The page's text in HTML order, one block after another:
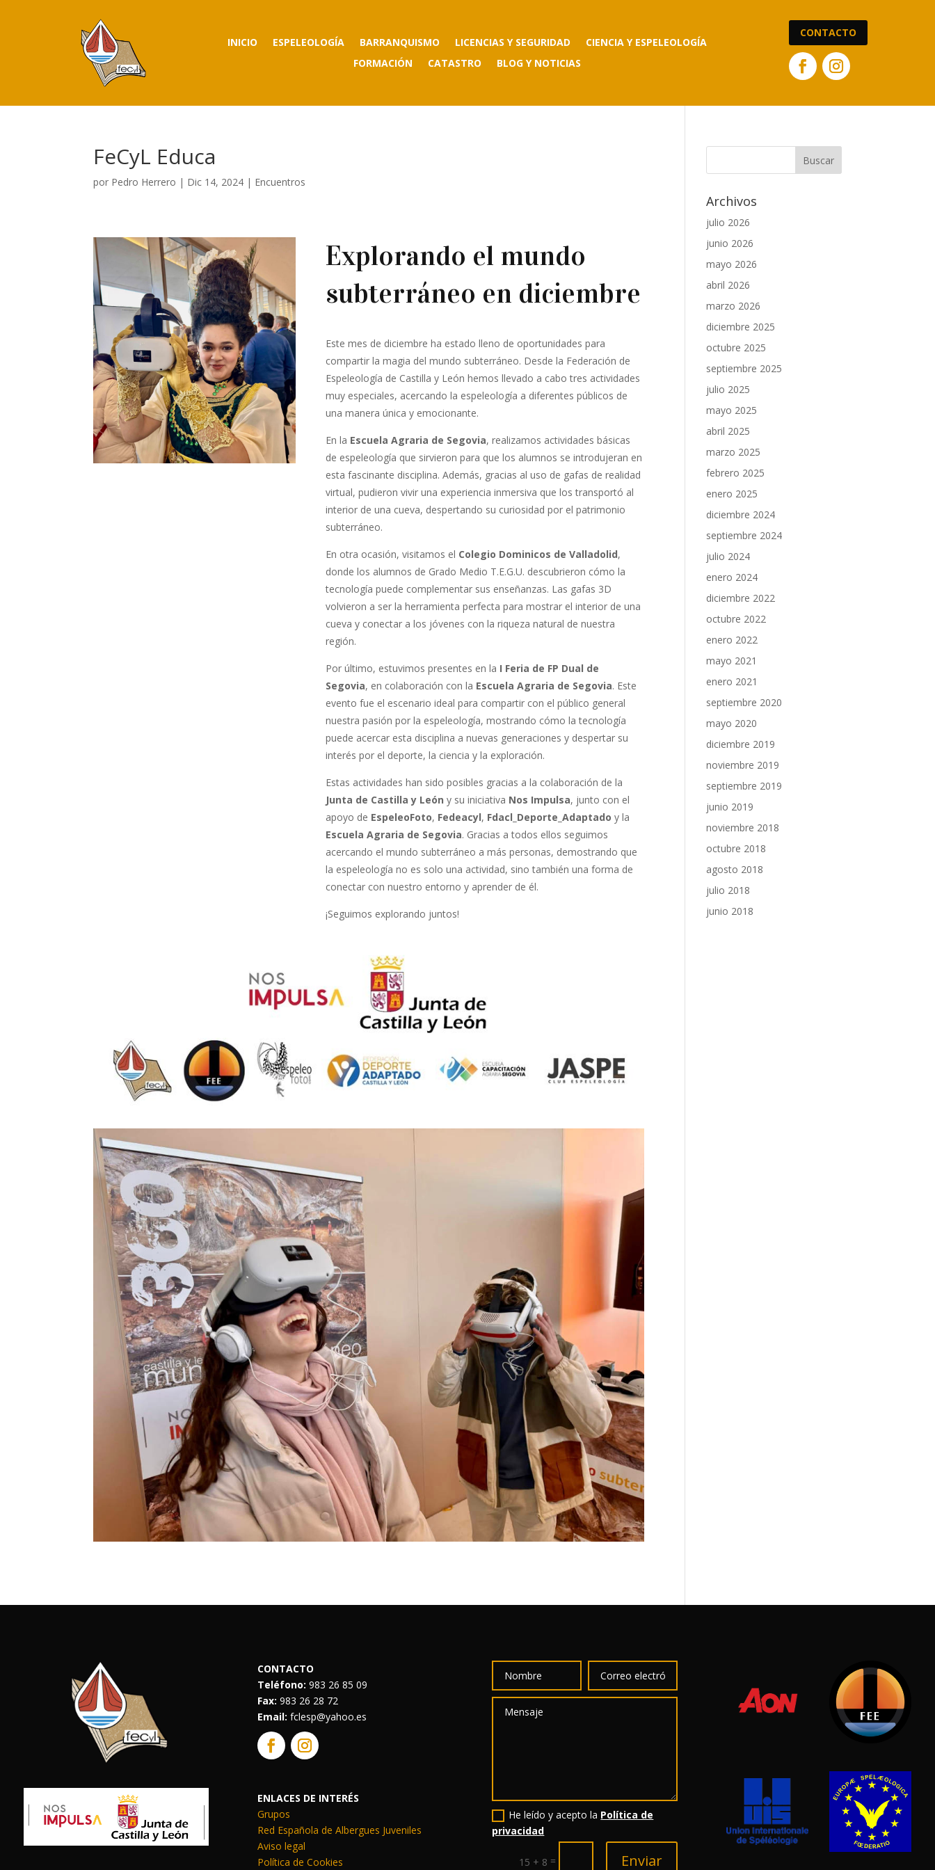
INICIO ESPELEOLOGÍA BARRANQUISMO LICENCIAS Y SEGURIDAD
CIENCIA Y ESPELEOLOGÍA
FORMACIÓN
CATASTRO BLOG Y NOTICIAS
CONTACTO
FeCyL Educa
por Pedro Herrero | Dic 14, 2024 | Encuentros
Explorando el mundo
subterráneo en diciembre
Este mes de diciembre ha estado lleno de oportunidades para
compartir la magia del mundo subterráneo. Desde la Federación de
Espeleología de Castilla y León hemos llevado a cabo tres actividades
muy especiales, acercando la espeleología a diferentes públicos de
una manera única y emocionante.
En la Escuela Agraria de Segovia, realizamos actividades básicas
de espeleología que sirvieron para que los alumnos se introdujeran en
esta fascinante disciplina. Además, gracias al uso de gafas de realidad
virtual, pudieron vivir una experiencia inmersiva que los transportó al
interior de una cueva, despertando su curiosidad por el patrimonio
subterráneo.
En otra ocasión, visitamos el Colegio Dominicos de Valladolid,
donde los alumnos de Grado Medio T.E.G.U. descubrieron cómo la
tecnología puede complementar sus enseñanzas. Las gafas 3D
volvieron a ser la herramienta perfecta para mostrar el interior de una
cueva y conectar a los jóvenes con la riqueza natural de nuestra
región.
Por último, estuvimos presentes en la I Feria de FP Dual de
Segovia, en colaboración con la Escuela Agraria de Segovia. Este
evento fue el escenario ideal para compartir con el público general
nuestra pasión por la espeleología, mostrando cómo la tecnología
puede acercar esta disciplina a nuevas generaciones y despertar su
interés por el deporte, la ciencia y la exploración.
Estas actividades han sido posibles gracias a la colaboración de la
Junta de Castilla y León y su iniciativa Nos Impulsa, junto con el
apoyo de EspeleoFoto, Fedeacyl, Fdacl_Deporte_Adaptado y la
Escuela Agraria de Segovia. Gracias a todos ellos seguimos
acercando el mundo subterráneo a más personas, demostrando que
la espeleología no es solo una actividad, sino también una forma de
conectar con nuestro entorno y aprender de él.
¡Seguimos explorando juntos!
Archivos
julio 2026
junio 2026
mayo 2026
abril 2026
marzo 2026
diciembre 2025
octubre 2025
septiembre 2025
julio 2025
mayo 2025
abril 2025
marzo 2025
febrero 2025
enero 2025
diciembre 2024
septiembre 2024
julio 2024
enero 2024
diciembre 2022
octubre 2022
enero 2022
mayo 2021
enero 2021
septiembre 2020
mayo 2020
diciembre 2019
noviembre 2019
septiembre 2019
junio 2019
noviembre 2018
octubre 2018
agosto 2018
julio 2018
junio 2018
CONTACTO
Teléfono: 983 26 85 09
Fax: 983 26 28 72
Email: fclesp@yahoo.es
ENLACES DE INTERÉS
Grupos
Red Española de Albergues Juveniles
Aviso legal
Política de Cookies
He leído y acepto la Política de
privacidad
15 + 8 = Enviar